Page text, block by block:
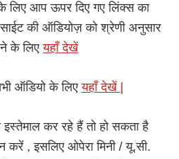
लिए आप ऊपर दिए गए लिंक्स का
की ऑडियोज़ को श्रेणी अनुसार
के लिएयहाँ देखें
ऑडियो के लिएयहाँ देखें |
कर रहे हैं तो हो सकता है
करें , इसलिए ओपेरा मिनी / यू.सी.